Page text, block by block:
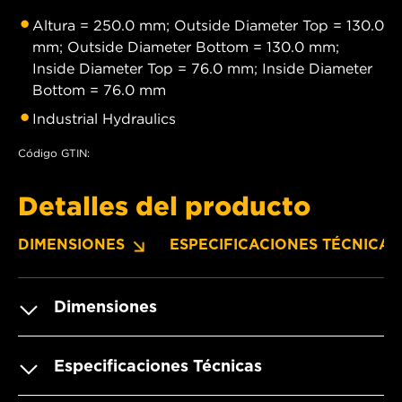
Altura = 250.0 mm; Outside Diameter Top = 130.0
mm; Outside Diameter Bottom = 130.0 mm;
Inside Diameter Top = 76.0 mm; Inside Diameter
Bottom = 76.0 mm
Industrial Hydraulics
Código GTIN:
Detalles del producto
DIMENSIONES ESPECIFICACIONES TÉCNICAS
Dimensiones
Especificaciones Técnicas